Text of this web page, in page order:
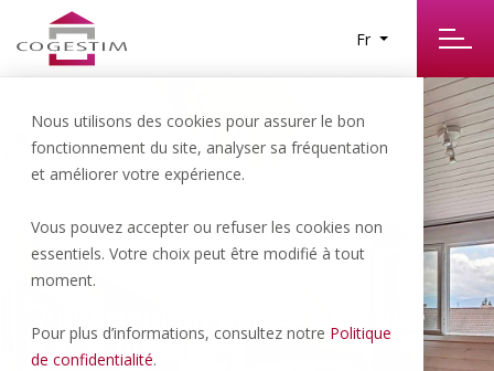
Nous utilisons des cookies pour assurer le bon
fonctionnement du site, analyser sa fréquentation
et améliorer votre expérience.
Vous pouvez accepter ou refuser les cookies non
essentiels. Votre choix peut être modifié à tout
moment.
Pour plus d’informations, consultez notre Politique
de confidentialité.
Fr
Bursins | 890’000.- CHF
Appartement duplex avec vue
Lac & Alpes